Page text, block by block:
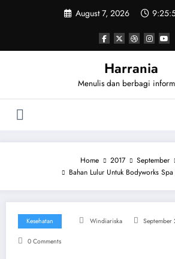
August 7, 2026
Harrania
Menulis dan berbagi
Home 2017 September
Bahan Lulur Untuk Bodyworks
Kesehatan Windiariska September
0 Comments